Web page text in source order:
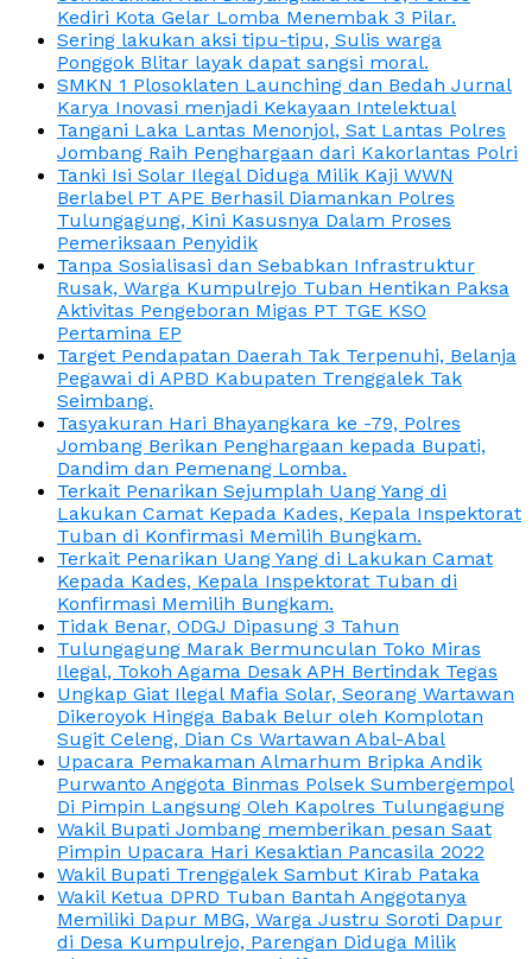
Kediri Kota Gelar Lomba Menembak 3 Pilar.
Sering lakukan aksi tipu-tipu, Sulis warga
Ponggok Blitar layak dapat sangsi moral.
SMKN 1 Plosoklaten Launching dan Bedah Jurnal
Karya Inovasi menjadi Kekayaan Intelektual
Tangani Laka Lantas Menonjol, Sat Lantas Polres
Jombang Raih Penghargaan dari Kakorlantas Polri
Tanki Isi Solar Ilegal Diduga Milik Kaji WWN
Berlabel PT APE Berhasil Diamankan Polres
Tulungagung, Kini Kasusnya Dalam Proses
Pemeriksaan Penyidik
Tanpa Sosialisasi dan Sebabkan Infrastruktur
Rusak, Warga Kumpulrejo Tuban Hentikan Paksa
Aktivitas Pengeboran Migas PT TGE KSO
Pertamina EP
Target Pendapatan Daerah Tak Terpenuhi, Belanja
Pegawai di APBD Kabupaten Trenggalek Tak
Seimbang.
Tasyakuran Hari Bhayangkara ke -79, Polres
Jombang Berikan Penghargaan kepada Bupati,
Dandim dan Pemenang Lomba.
Terkait Penarikan Sejumplah Uang Yang di
Lakukan Camat Kepada Kades, Kepala Inspektorat
Tuban di Konfirmasi Memilih Bungkam.
Terkait Penarikan Uang Yang di Lakukan Camat
Kepada Kades, Kepala Inspektorat Tuban di
Konfirmasi Memilih Bungkam.
Tidak Benar, ODGJ Dipasung 3 Tahun
Tulungagung Marak Bermunculan Toko Miras
Ilegal, Tokoh Agama Desak APH Bertindak Tegas
Ungkap Giat Ilegal Mafia Solar, Seorang Wartawan
Dikeroyok Hingga Babak Belur oleh Komplotan
Sugit Celeng, Dian Cs Wartawan Abal-Abal
Upacara Pemakaman Almarhum Bripka Andik
Purwanto Anggota Binmas Polsek Sumbergempol
Di Pimpin Langsung Oleh Kapolres Tulungagung
Wakil Bupati Jombang memberikan pesan Saat
Pimpin Upacara Hari Kesaktian Pancasila 2022
Wakil Bupati Trenggalek Sambut Kirab Pataka
Wakil Ketua DPRD Tuban Bantah Anggotanya
Memiliki Dapur MBG, Warga Justru Soroti Dapur
di Desa Kumpulrejo, Parengan Diduga Milik